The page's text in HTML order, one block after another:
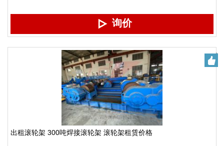
询价
出租滚轮架 300吨焊接滚轮架 滚轮架租赁价格